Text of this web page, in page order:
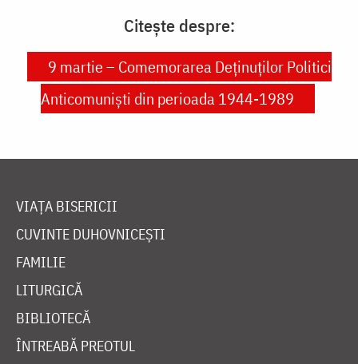
Citește despre:
9 martie – Comemorarea Deținuților Politici
Anticomuniști din perioada 1944-1989
VIAȚA BISERICII
CUVINTE DUHOVNICEȘTI
FAMILIE
LITURGICĂ
BIBLIOTECĂ
ÎNTREABĂ PREOTUL